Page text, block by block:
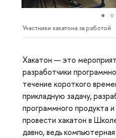
Участники хакатона за работой
Хакатон — это
разработчики
течение короткого
прикладную задачу,
программного продукта
провести хакатон в
давно, ведь